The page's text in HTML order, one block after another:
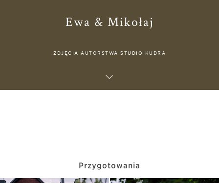
Ewa & Mikołaj
ZDJĘCIA AUTORSTWA STUDIO KUDRA
Przygotowania